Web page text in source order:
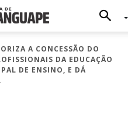
A CONCESSÃO DO
DA EDUCAÇÃO
DE ENSINO, E DÁ